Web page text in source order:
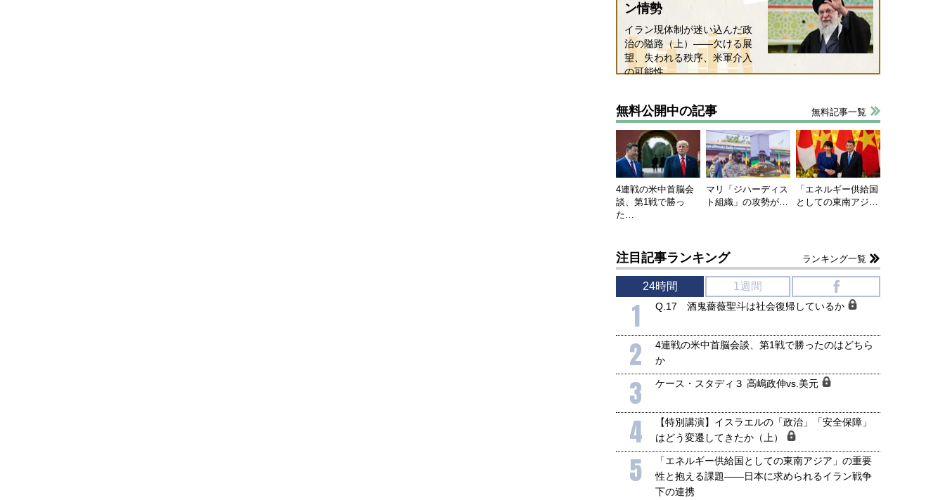
ン情勢
イラン現体制が迷い込んだ政
治の隘路（上）――欠ける展
望、失われる秩序、米軍介入
の可能性
無料公開中の記事 無料記事一覧
4連戦の米中首脳会
談、第1戦で勝っ
た…
マリ「ジハーディス
ト組織」の攻勢が…
「エネルギー供給国
としての東南アジ…
注目記事ランキング ランキング一覧
24時間 1週間
1 Q.17 酒鬼薔薇聖斗は社会復帰しているか
2
4連戦の米中首脳会談、第1戦で勝ったのはどちら
か
3 ケース・スタディ３ 高嶋政伸vs.美元
4
【特別講演】イスラエルの「政治」「安全保障」
はどう変遷してきたか（上）
5
「エネルギー供給国としての東南アジア」の重要
性と抱える課題――日本に求められるイラン戦争
下の連携